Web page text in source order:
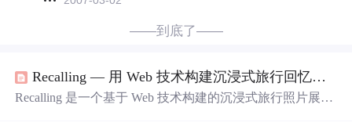
——到底了——
Recalling — 用 Web 技术构建沉浸式旅行回忆相册
Recalling 是一个基于 Web 技术构建的沉浸式旅行照片展示